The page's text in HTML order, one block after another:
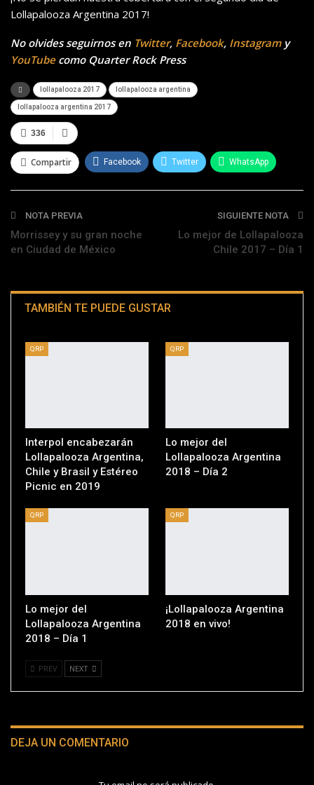
Lollapalooza Argentina 2017!
No olvides seguirnos en Twitter, Facebook, Instagramy
YouTubecomo Quarter Rock Press
lollapalooza 2017 lollapalooza argentina
lollapalooza argentina 2017
336
Compartir Facebook Twitter WhatsApp
Telegram
NOTA PREVIA
Morrissey y su gran noche
en Ciudad de México
SIGUIENTE NOTA
Lo mejor de Lollapalooza
Chile 2017 – Día 1
TAMBIÉN TE PUEDE GUSTAR
QRP
Interpol encabezarán
Lollapalooza Argentina,
Chile y Brasil y Estéreo
Picnic en 2019
QRP
Lo mejor del
Lollapalooza Argentina
2018 – Día 2
QRP
Lo mejor del
Lollapalooza Argentina
2018 – Día 1
QRP
¡Lollapalooza Argentina
2018 en vivo!
PREV NEXT
DEJA UN COMENTARIO